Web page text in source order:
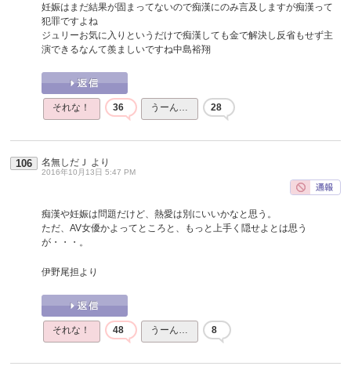
妊娠はまだ結果が固まってないので痴漢にのみ言及しますが痴漢って
犯罪ですよね
ジュリーお気に入りというだけで痴漢しても金で解決し反省もせず主
演できるなんて羨ましいですね中島裕翔
それな！ 36 うーん… 28
106 名無しだＪ より
2016年10月13日 5:47 PM
痴漢や妊娠は問題だけど、熱愛は別にいいかなと思う。
ただ、AV女優かよってところと、もっと上手く隠せよとは思う
が・・・。
伊野尾担より
それな！ 48 うーん… 8